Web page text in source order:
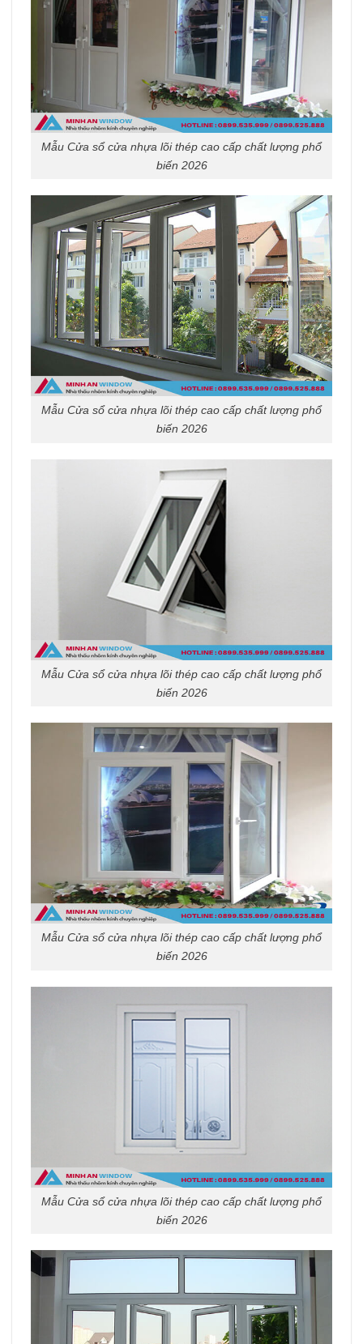
Mẫu Cửa sổ cửa nhựa lõi thép cao cấp chất lượng phổ
biến 2026
Mẫu Cửa sổ cửa nhựa lõi thép cao cấp chất lượng phổ
biến 2026
Mẫu Cửa sổ cửa nhựa lõi thép cao cấp chất lượng phổ
biến 2026
Mẫu Cửa sổ cửa nhựa lõi thép cao cấp chất lượng phổ
biến 2026
Mẫu Cửa sổ cửa nhựa lõi thép cao cấp chất lượng phổ
biến 2026